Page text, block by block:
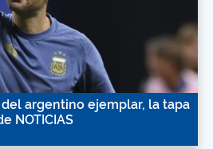
argentino ejemplar, la tapa
NOTICIAS